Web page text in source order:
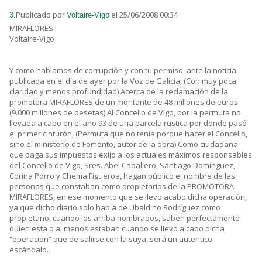
3.Publicado por Voltaire-Vigo el 25/06/2008 00:34
MIRAFLORES I
Voltaire-Vigo
Y como hablamos de corrupción y con tu permiso, ante la noticia
publicada en el día de ayer por la Voz de Galicia, (Con muy poca
claridad y menos profundidad) Acerca de la reclamación de la
promotora MIRAFLORES de un montante de 48 millones de euros
(9.000 millones de pesetas) Al Concello de Vigo, por la permuta no
llevada a cabo en el año 93 de una parcela rustica por donde pasó
el primer cinturón, (Permuta que no tenia porque hacer el Concello,
sino el ministerio de Fomento, autor de la obra) Como ciudadana
que paga sus impuestos exijo a los actuales máximos responsables
del Concello de Vigo, Sres. Abel Caballero, Santiago Domínguez,
Corina Porro y Chema Figueroa, hagan público el nombre de las
personas que constaban como propietarios de la PROMOTORA
MIRAFLORES, en ese momento que se llevo acabo dicha operación,
ya que dicho diario solo habla de Ubaldino Rodríguez como
propietario, cuando los arriba nombrados, saben perfectamente
quien esta o al menos estaban cuando se llevo a cabo dicha
“operación” que de salirse con la suya, será un autentico
escándalo.